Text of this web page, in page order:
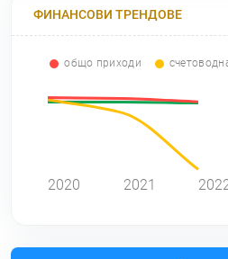
ФИНАНСОВИ ТРЕНДОВЕ
общо приходи
2020 2021